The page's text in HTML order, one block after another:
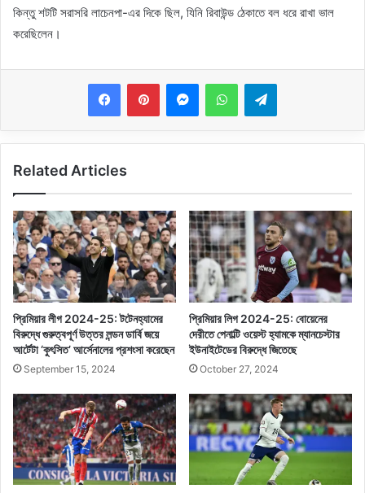
কিন্তু শটটি সরাসরি লাচেনপা-এর দিকে ছিল, যিনি রিবাউন্ড ঠেকাতে বল ধরে রাখা ভাল
করেছিলেন।
MessengerWhatsAppTelegram
Related Articles
প্রিমিয়ার লীগ 2024-25: টটেনহ্যামের
বিরুদ্ধে গুরুত্বপূর্ণ উত্তর লন্ডন ডার্বি জয়ে
আর্টেটা ‘কুৎসিত’ আর্সেনালের প্রশংসা করেছেন
September 15, 2024
প্রিমিয়ার লিগ 2024-25: বোয়েনের
দেরীতে পেনাল্টি ওয়েস্ট হ্যামকে ম্যানচেস্টার
ইউনাইটেডের বিরুদ্ধে জিতেছে
October 27, 2024